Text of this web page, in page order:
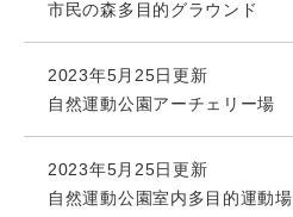
市民の森多目的グラウンド
2023年5月25日更新
自然運動公園アーチェリー場
2023年5月25日更新
自然運動公園室内多目的運動場